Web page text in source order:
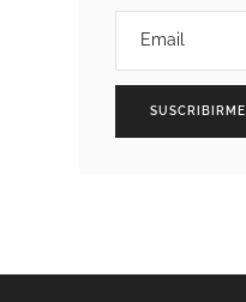
SUSCRIBIRME